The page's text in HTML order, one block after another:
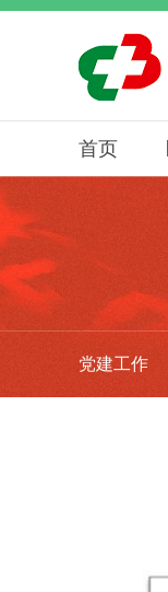
首页
党建工作